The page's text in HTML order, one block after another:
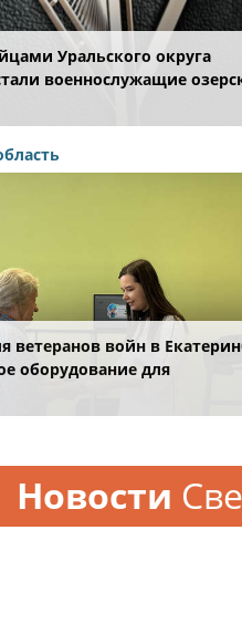
Уральского округа
военнослужащие
охране важных
ветеранов войн в
оборудование для
Новости